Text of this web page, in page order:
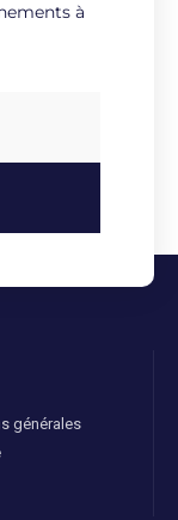
à
générales